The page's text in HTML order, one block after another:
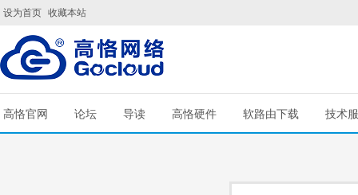
设为首页 收藏本站
高恪官网 论坛 导读 高恪硬件 软路由下载 技术